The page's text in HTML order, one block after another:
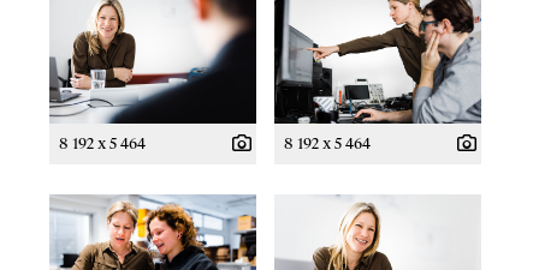
8 192 x 5 464 8 192 x 5 464